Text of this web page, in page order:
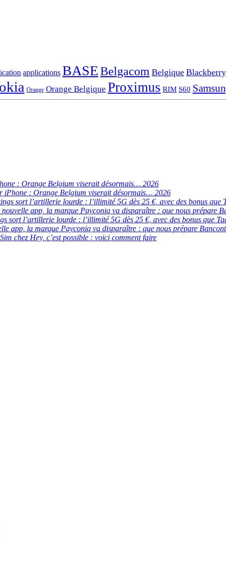
applications BASEBelgacom Belgique Blackberry
Orange Orange Belgique Proximus RIM S60
: Orange Belgium viserait désormais… 2026
iPhone : Orange Belgium viserait désormais… 2026
sort l’artillerie lourde : l’illimité 5G dès 25 €, avec des bonus que
app, la marque Payconiq va disparaître : que nous prépare
sort l’artillerie lourde : l’illimité 5G dès 25 €, avec des bonus que
app, la marque Payconiq va disparaître : que nous prépare
chez Hey, c’est possible : voici comment faire